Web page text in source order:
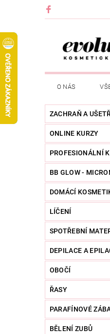
O NÁS
ZACHRAŇ A
ONLINE KURZY
PROFESIONÁLNÍ
BB GLOW -
DOMÁCÍ
LÍČENÍ
SPOTŘEBNÍ
DEPILACE A
OBOČÍ
ŘASY
PARAFÍNOVÉ
BĚLENÍ ZUBŮ